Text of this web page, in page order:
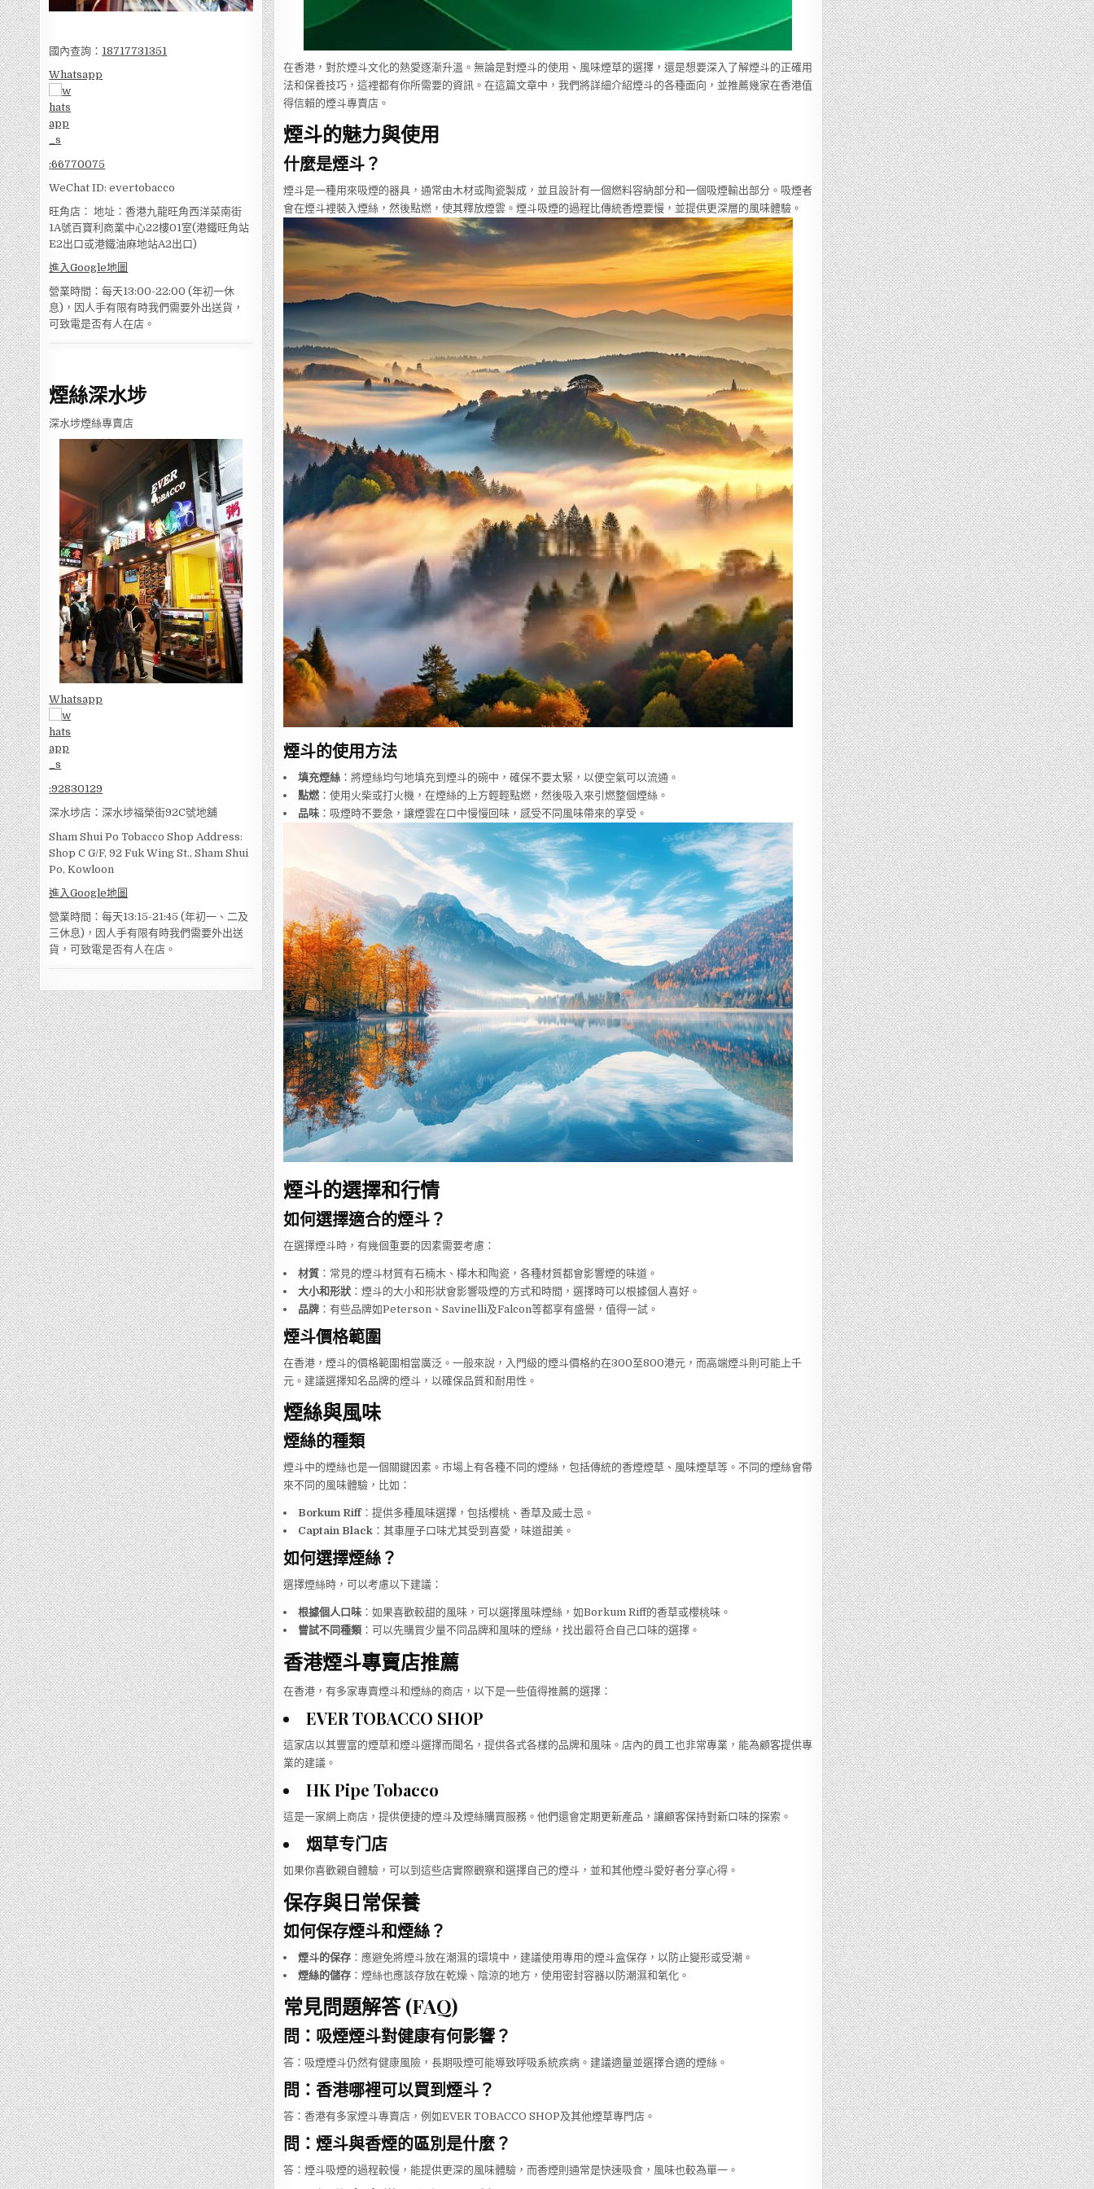
國內查詢： 18717731351
Whatsapp
:66770075
WeChat ID: evertobacco
旺角店： 地址：香港九龍旺角西洋菜南街
1A號百寶利商業中心22樓01室(港鐵旺角站
E2出口或港鐵油麻地站A2出口)
進入Google地圖
營業時間：每天13:00-22:00 (年初一休
息)，因人手有限有時我們需要外出送貨，
可致電是否有人在店。
煙絲深水埗
深水埗煙絲專賣店
Whatsapp
:92830129
深水埗店：深水埗福榮街92C號地舖
Sham Shui Po Tobacco Shop Address:
Shop C G/F, 92 Fuk Wing St., Sham Shui
Po, Kowloon
進入Google地圖
營業時間：每天13:15-21:45 (年初一、二及
三休息)，因人手有限有時我們需要外出送
貨，可致電是否有人在店。
在香港，對於煙斗文化的熱愛逐漸升溫。無論是對煙斗的使用、風味煙草的選擇，還是想要深入了解煙斗的正確用
法和保養技巧，這裡都有你所需要的資訊。在這篇文章中，我們將詳細介紹煙斗的各種面向，並推薦幾家在香港值
得信賴的煙斗專賣店。
煙斗的魅力與使用
什麼是煙斗？
煙斗是一種用來吸煙的器具，通常由木材或陶瓷製成，並且設計有一個燃料容納部分和一個吸煙輸出部分。吸煙者
會在煙斗裡裝入煙絲，然後點燃，使其釋放煙雲。煙斗吸煙的過程比傳統香煙要慢，並提供更深層的風味體驗。
煙斗的使用方法
填充煙絲：將煙絲均勻地填充到煙斗的碗中，確保不要太緊，以便空氣可以流通。
點燃：使用火柴或打火機，在煙絲的上方輕輕點燃，然後吸入來引燃整個煙絲。
品味：吸煙時不要急，讓煙雲在口中慢慢回味，感受不同風味帶來的享受。
煙斗的選擇和行情
如何選擇適合的煙斗？
在選擇煙斗時，有幾個重要的因素需要考慮：
材質：常見的煙斗材質有石楠木、樺木和陶瓷，各種材質都會影響煙的味道。
大小和形狀：煙斗的大小和形狀會影響吸煙的方式和時間，選擇時可以根據個人喜好。
品牌：有些品牌如Peterson、Savinelli及Falcon等都享有盛譽，值得一試。
煙斗價格範圍
在香港，煙斗的價格範圍相當廣泛。一般來說，入門級的煙斗價格約在300至800港元，而高端煙斗則可能上千
元。建議選擇知名品牌的煙斗，以確保品質和耐用性。
煙絲與風味
煙絲的種類
煙斗中的煙絲也是一個關鍵因素。市場上有各種不同的煙絲，包括傳統的香煙煙草、風味煙草等。不同的煙絲會帶
來不同的風味體驗，比如：
Borkum Riff：提供多種風味選擇，包括櫻桃、香草及威士忌。
Captain Black：其車厘子口味尤其受到喜愛，味道甜美。
如何選擇煙絲？
選擇煙絲時，可以考慮以下建議：
根據個人口味：如果喜歡較甜的風味，可以選擇風味煙絲，如Borkum Riff的香草或櫻桃味。
嘗試不同種類：可以先購買少量不同品牌和風味的煙絲，找出最符合自己口味的選擇。
香港煙斗專賣店推薦
在香港，有多家專賣煙斗和煙絲的商店，以下是一些值得推薦的選擇：
EVER TOBACCO SHOP
這家店以其豐富的煙草和煙斗選擇而聞名，提供各式各樣的品牌和風味。店內的員工也非常專業，能為顧客提供專
業的建議。
HK Pipe Tobacco
這是一家網上商店，提供便捷的煙斗及煙絲購買服務。他們還會定期更新產品，讓顧客保持對新口味的探索。
烟草专门店
如果你喜歡親自體驗，可以到這些店實際觀察和選擇自己的煙斗，並和其他煙斗愛好者分享心得。
保存與日常保養
如何保存煙斗和煙絲？
煙斗的保存：應避免將煙斗放在潮濕的環境中，建議使用專用的煙斗盒保存，以防止變形或受潮。
煙絲的儲存：煙絲也應該存放在乾燥、陰涼的地方，使用密封容器以防潮濕和氧化。
常見問題解答 (FAQ)
問：吸煙煙斗對健康有何影響？
答：吸煙煙斗仍然有健康風險，長期吸煙可能導致呼吸系統疾病。建議適量並選擇合適的煙絲。
問：香港哪裡可以買到煙斗？
答：香港有多家煙斗專賣店，例如EVER TOBACCO SHOP及其他煙草專門店。
問：煙斗與香煙的區別是什麼？
答：煙斗吸煙的過程較慢，能提供更深的風味體驗，而香煙則通常是快速吸食，風味也較為單一。